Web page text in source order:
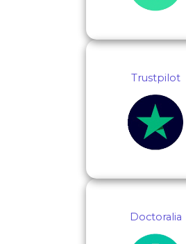
Trustpilot
Doctoralia